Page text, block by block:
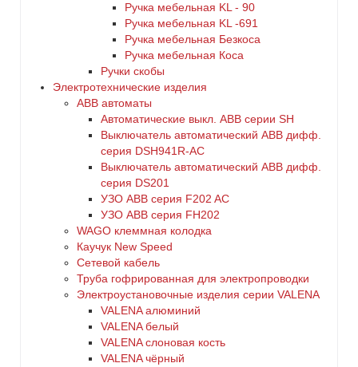
Ручка мебельная KL - 90
Ручка мебельная KL -691
Ручка мебельная Безкоса
Ручка мебельная Коса
Ручки скобы
Электротехнические изделия
ABB автоматы
Автоматические выкл. ABB серии SH
Выключатель автоматический ABB дифф.
серия DSH941R-AC
Выключатель автоматический АВВ дифф.
серия DS201
УЗО ABB серия F202 AC
УЗО АВВ серия FH202
WAGO клеммная колодка
Каучук New Speed
Сетевой кабель
Труба гофрированная для электропроводки
Электроустановочные изделия серии VALENA
VALENA алюминий
VALENA белый
VALENA слоновая кость
VALENA чёрный